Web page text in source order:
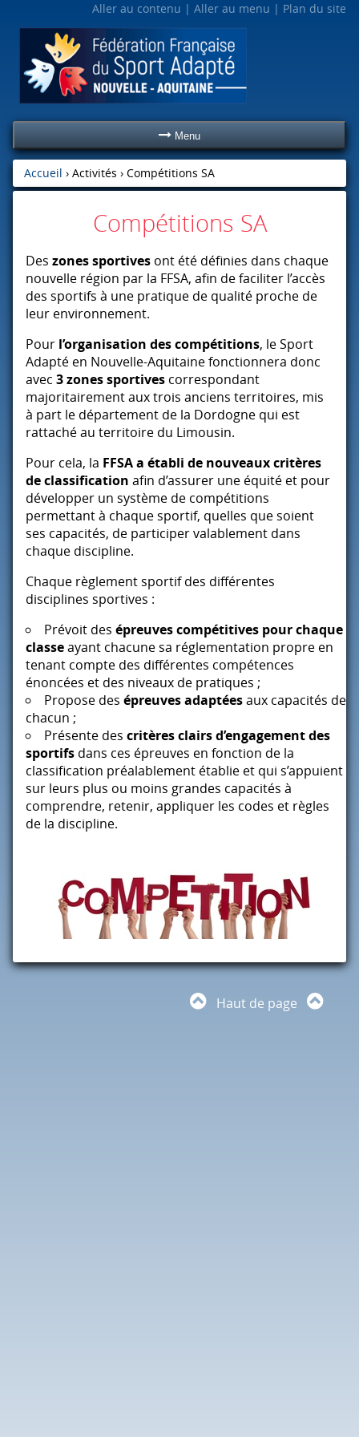
Aller au contenu Aller au menu Plan du site
Menu
Accueil › Activités ›Compétitions SA
Compétitions SA
Des zones sportives ont été définies dans chaque
nouvelle région par la FFSA, afin de faciliter l’accès
des sportifs à une pratique de qualité proche de
leur environnement.
Pour l’organisation des compétitions, le Sport
Adapté en Nouvelle-Aquitaine fonctionnera donc
avec 3 zones sportives correspondant
majoritairement aux trois anciens territoires, mis
à part le département de la Dordogne qui est
rattaché au territoire du Limousin.
Pour cela, la FFSAa établi de nouveaux critères
de classification afin d’assurer une équité et pour
développer un système de compétitions
permettant à chaque sportif, quelles que soient
ses capacités, de participer valablement dans
chaque discipline.
Chaque règlement sportif des différentes
disciplines sportives :
Prévoit des épreuves compétitives pour chaque
classeayant chacune sa réglementation propre en
tenant compte des différentes compétences
énoncées et des niveaux de pratiques ;
Propose des épreuves adaptéesaux capacités de
chacun ;
Présente des critères clairs d’engagement des
sportifs dans ces épreuves en fonction de la
classification préalablement établie et qui s’appuient
sur leurs plus ou moins grandes capacités à
comprendre, retenir, appliquer les codes et règles
de la discipline.
Haut de page